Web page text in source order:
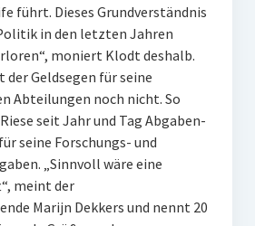
führt. Dieses Grundverständnis
in den letzten Jahren
moniert Klodt deshalb.
der Geldsegen für seine
Abteilungen noch nicht. So
seit Jahr und Tag Abgaben-
seine Forschungs- und
„Sinnvoll wäre eine
meint der
Marijn Dekkers und nennt 20